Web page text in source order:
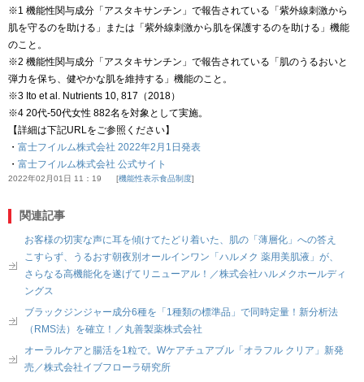
※1 機能性関与成分「アスタキサンチン」で報告されている「紫外線刺激から
肌を守るのを助ける」または「紫外線刺激から肌を保護するのを助ける」機能
のこと。
※2 機能性関与成分「アスタキサンチン」で報告されている「肌のうるおいと
弾力を保ち、健やかな肌を維持する」機能のこと。
※3 Ito et al. Nutrients 10, 817（2018）
※4 20代-50代女性 882名を対象として実施。
【詳細は下記URLをご参照ください】
・ 富士フイルム株式会社 2022年2月1日発表
・ 富士フイルム株式会社 公式サイト
2022年02月01日 11：19 機能性表示食品制度
関連記事
お客様の切実な声に耳を傾けてたどり着いた、肌の「薄層化」への答え
こすらず、うるおす朝夜別オールインワン「ハルメク 薬用美肌液」が、
さらなる高機能化を遂げてリニューアル！／株式会社ハルメクホールディ
ングス
ブラックジンジャー成分6種を「1種類の標準品」で同時定量！新分析法
（RMS法）を確立！／丸善製薬株式会社
オーラルケアと腸活を1粒で。Wケアチュアブル「オラフル クリア」新発
売／株式会社イブフローラ研究所